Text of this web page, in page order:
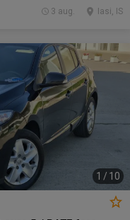
Iasi, IS
3 aug.
1 / 10